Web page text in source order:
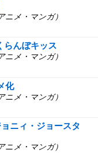
ニメ・マンガ）
らんぼキッス
ニメ・マンガ）
化
ニメ・マンガ）
ニィ・ジョースタ
ニメ・マンガ）